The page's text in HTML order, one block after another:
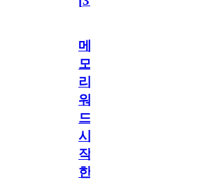
메
모
리
워
드
시
작
한